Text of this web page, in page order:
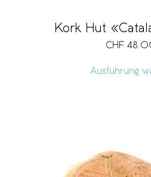
Kork Hut
CHF
Ausführung